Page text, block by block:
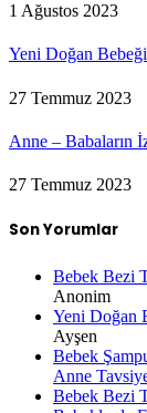
1 Ağustos 2023
Yeni Doğan
27 Temmuz 2023
Anne – Babaların
27 Temmuz 2023
Son Yorumlar
Bebek Bezi
Anonim
Yeni Doğan
Ayşen
Bebek
Anne
Bebek Bezi